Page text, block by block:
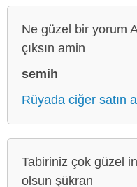
Ne güzel bir yorum
çıksın amin
semih
Rüyada ciğer satın
Tabiriniz çok güzel
olsun şükran